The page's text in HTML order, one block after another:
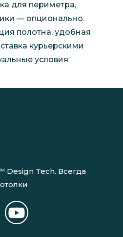
для периметра,
— опционально.
полотна, удобная
курьерскими
условия
Tech. Всегда